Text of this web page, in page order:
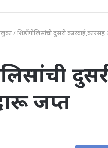
/शिर्डी पोलिसांची दुसरी
जप्त